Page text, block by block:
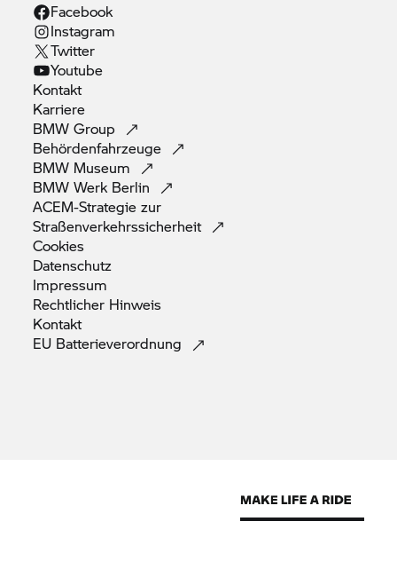
Facebook
Instagram
Twitter
Youtube
Kontakt
Karriere
BMWGroup
Behördenfahrzeuge
BMW Museum
BMW Werk Berlin
ACEM-Strategie zur
Straßenverkehrssicherheit
Cookies
Datenschutz
Impressum
Rechtlicher Hinweis
Kontakt
EU Batterieverordnung